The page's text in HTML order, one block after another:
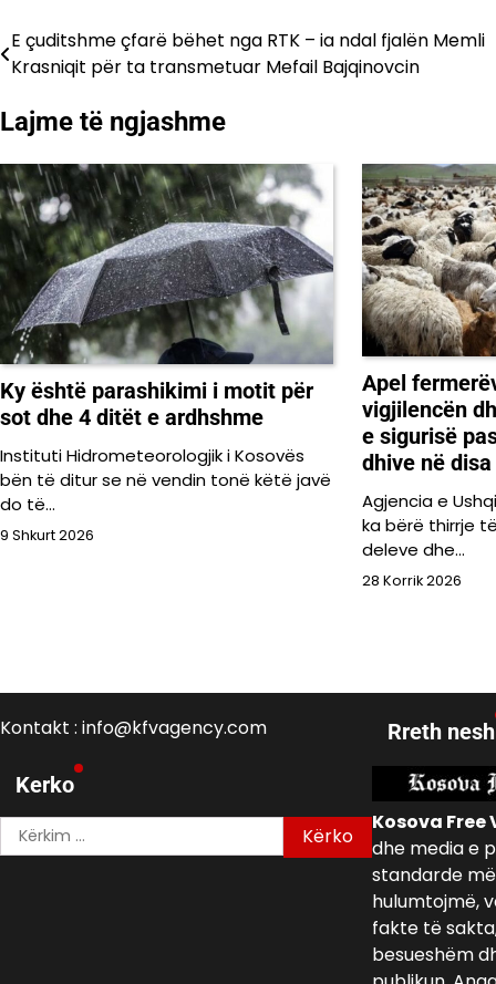
Lëvizje
postimet
E çuditshme çfarë bëhet nga RTK – ia ndal fjalën Memli
Krasniqit për ta transmetuar Mefail Bajqinovcin
Lajme të ngjashme
Ky është parashikimi i motit për
sot dhe 4 ditët e ardhshme
Instituti Hidrometeorologjik i Kosovës
bën të ditur se në vendin tonë këtë javë
do të…
9 Shkurt 2026
Apel
vigjilencën
e sigurisë
dhive në
Agjencia e
ka bërë thirrje
deleve dhe…
28 Korrik 2026
Kontakt : info@kfvagency.com
Kerko
Kërko
për:
Rreth nesh
Kosova Free
dhe media e
standarde
hulumtojmë,
fakte të
besueshëm